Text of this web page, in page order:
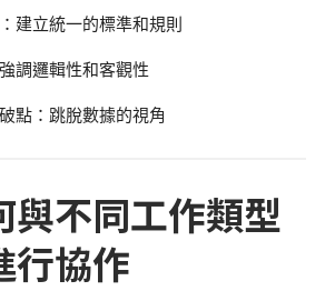
建立統一的標準和規則
調邏輯性和客觀性
點：跳脫數據的視角
與不同工作類型
行協作